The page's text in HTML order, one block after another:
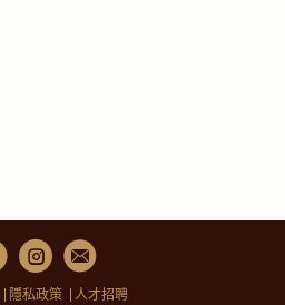
隱私政策 人才招聘